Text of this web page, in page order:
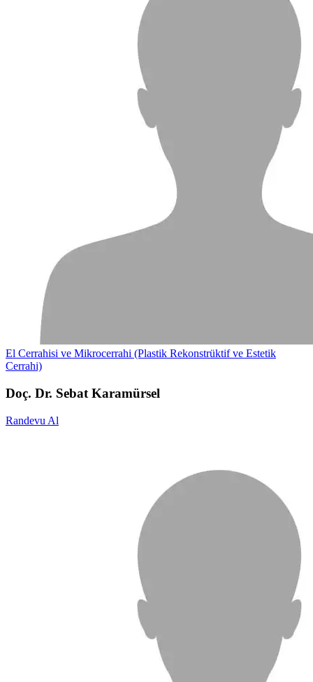
El Cerrahisi ve Mikrocerrahi (Plastik Rekonstrüktif ve Estetik
Cerrahi)
Doç. Dr. Sebat Karamürsel
Randevu Al